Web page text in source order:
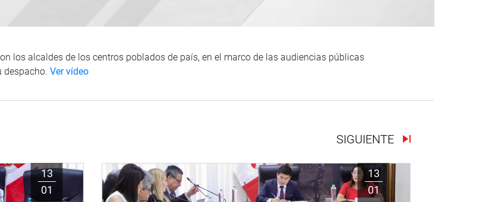
los alcaldes de los centros poblados de país, en el marco de las audiencias públicas
despacho. Ver vídeo
SIGUIENTE
13
01
13
01